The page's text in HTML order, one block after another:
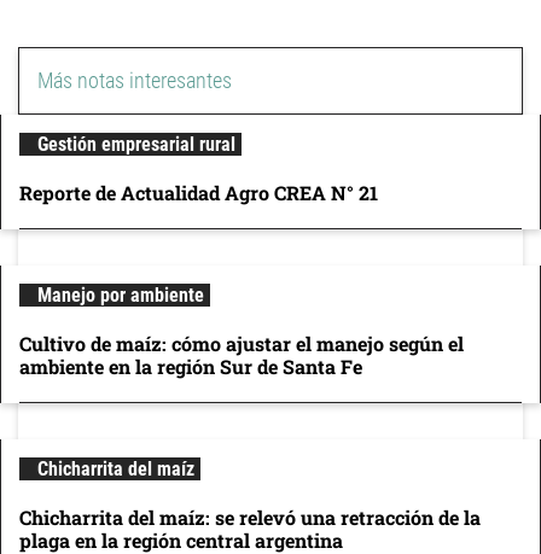
Más notas interesantes
Gestión empresarial rural
Reporte de Actualidad Agro CREA N° 21
Manejo por ambiente
Cultivo de maíz: cómo ajustar el manejo según el
ambiente en la región Sur de Santa Fe
Chicharrita del maíz
Chicharrita del maíz: se relevó una retracción de la
plaga en la región central argentina